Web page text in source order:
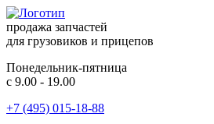
продажа запчастей
для грузовиков и прицепов
Понедельник-пятница
с 9.00 - 19.00
+7 (495) 015-18-88